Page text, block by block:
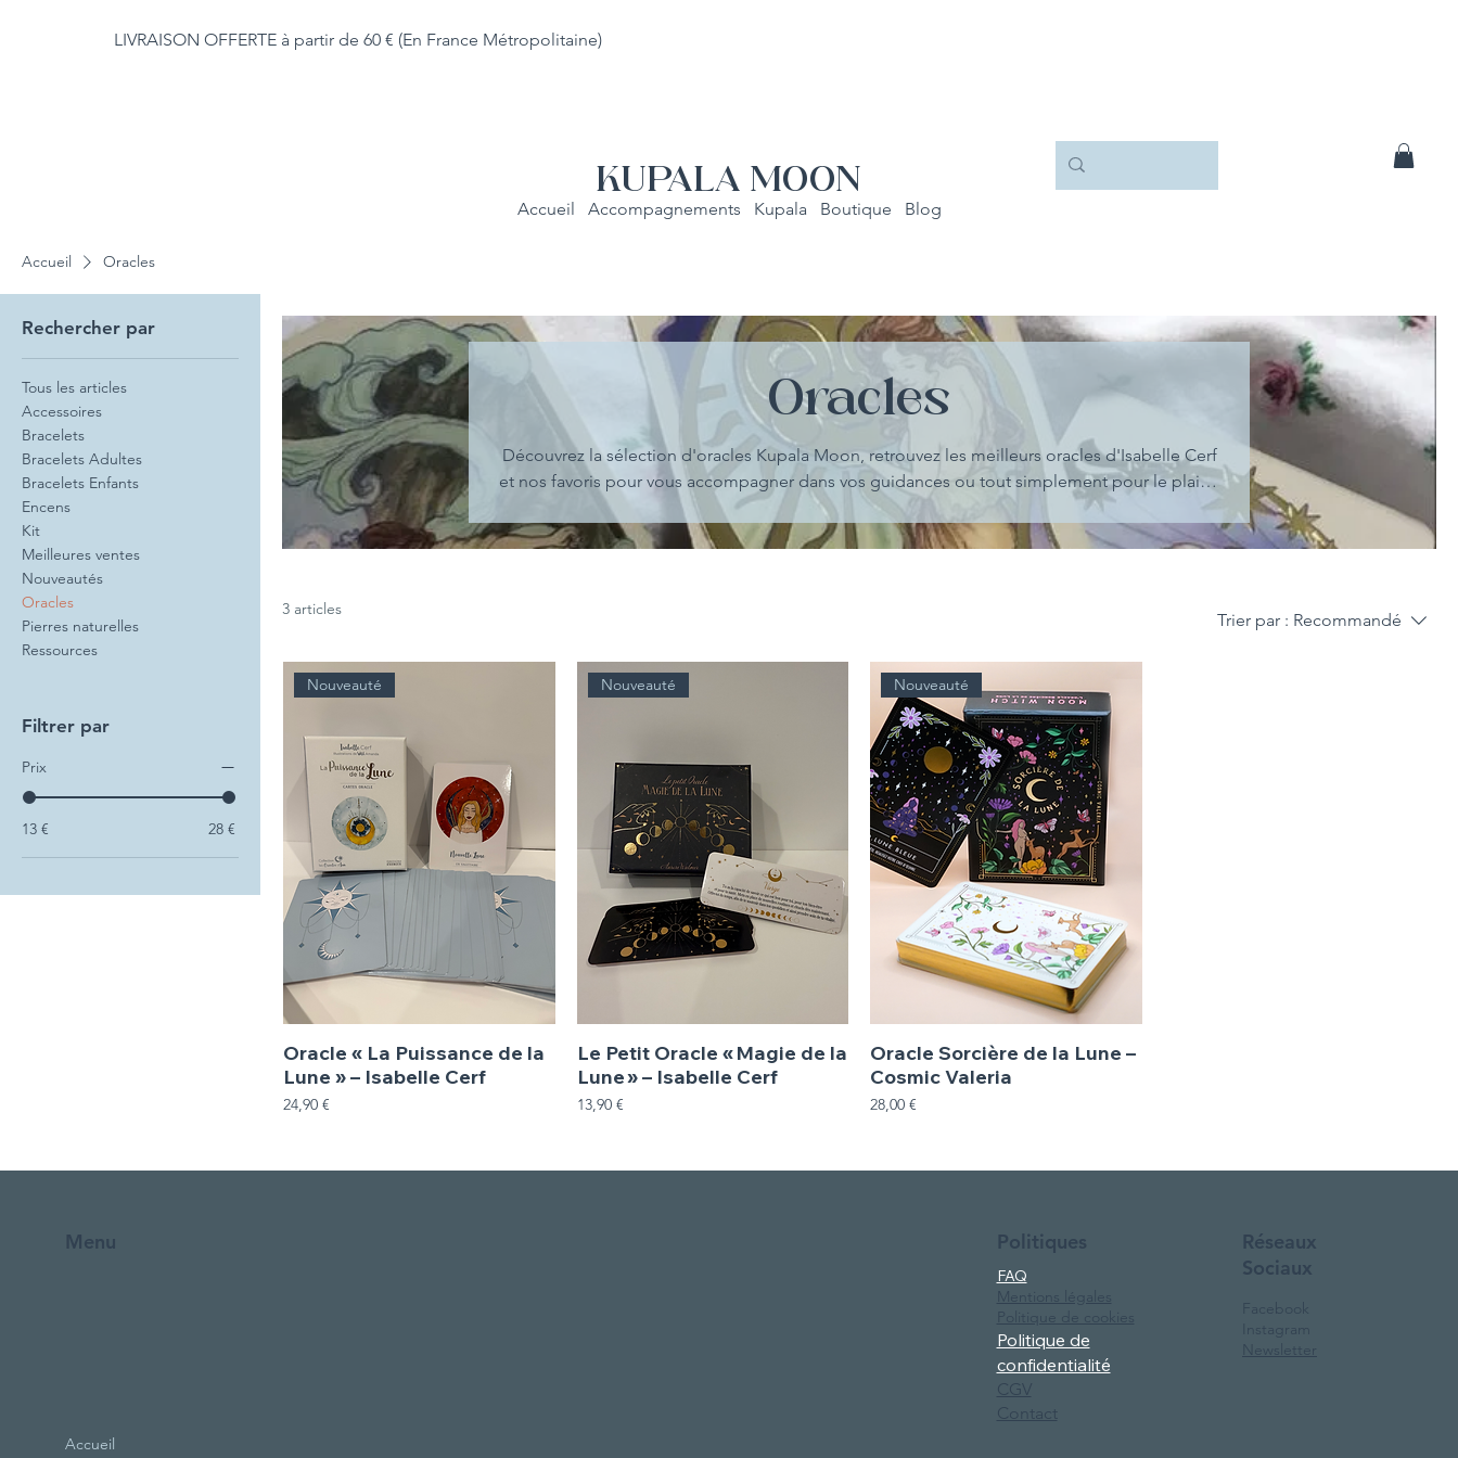
LIVRAISON OFFERTE à partir de 60 € (En France Métropolitaine)
Accueil Accompagnements Kupala Boutique Blog
KUPALA MOON
Accueil Oracles
Rechercher par
Tous les articles
Accessoires
Bracelets
Bracelets Adultes
Bracelets Enfants
Encens
Kit
Meilleures ventes
Nouveautés
Oracles
Pierres naturelles
Ressources
Filtrer par
Prix
13 € 28 €
Oracles
Découvrez la sélection d'oracles Kupala Moon, retrouvez les meilleurs oracles d'Isabelle Cerf
et nos favoris pour vous accompagner dans vos guidances ou tout simplement pour le plaisir,
et même à offrir !
3 articles
Trier par : Recommandé
Nouveauté
Oracle « La Puissance de la
Lune » – Isabelle Cerf
Prix
24,90 €
Nouveauté
Le Petit Oracle « Magie de la
Lune » – Isabelle Cerf
Prix
13,90 €
Nouveauté
Oracle Sorcière de la Lune –
Cosmic Valeria
Prix
28,00 €
Menu
Accueil
Politiques
FAQ
Mentions légales
Politique de cookies
Politique de
confidentialité
CGV
Contact
Facebook
Instagram
Newsletter
Réseaux
Sociaux